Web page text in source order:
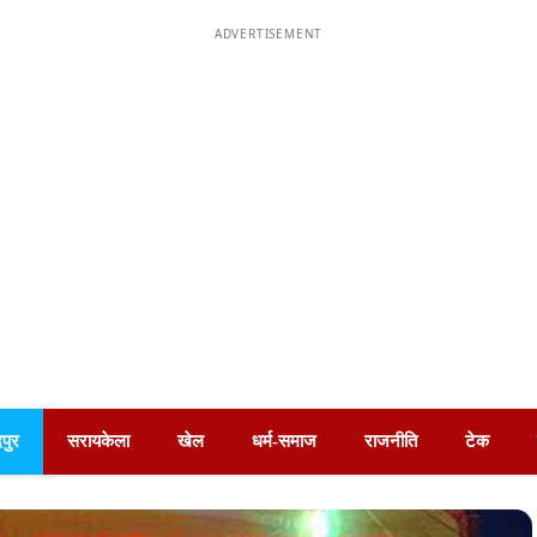
ADVERTISEMENT
सरायकेला खेल धर्म-समाज राजनीति टेक